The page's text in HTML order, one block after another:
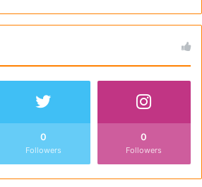
0
Followers
0
Followers